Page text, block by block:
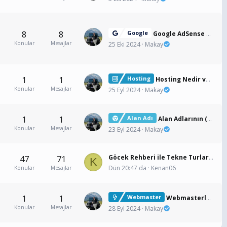
Konular
8
Mesajlar
8 Google
Google AdSense Reklamları Yayınlama Politikası ve Doğru Reklam Kullanımı
25 Eki 2024 Makay
Konular
1
Mesajlar
1 Hosting
Hosting Nedir ve Neden İyi Bir Hosting Hizmeti Seçmelisiniz?
25 Eyl 2024 Makay
Konular
1
Mesajlar
1 Alan Adı
Alan Adlarının (Domain) Ortaya Çıkışı ve Gelişimi
23 Eyl 2024 Makay
Konular
47
Mesajlar
71 K
Göcek Rehberi ile Tekne Turları, Koylar ve Yeme İçme Hakkında Eşsiz Bilgiler
Dün 20:47 da
Kenan06
Konular
1
Mesajlar
1 Webmaster
Webmasterlar İçin Olmazsa Olmaz Bilgisayar Uygulamaları ve İndirme Linkleri
28 Eyl 2024 Makay